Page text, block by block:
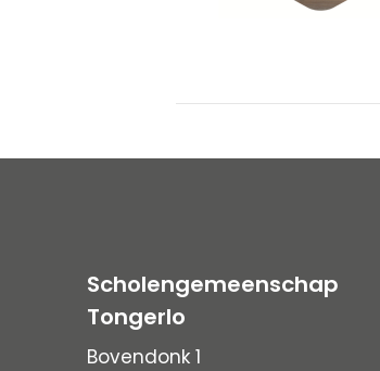
Scholengemeenschap
Tongerlo
Bovendonk 1